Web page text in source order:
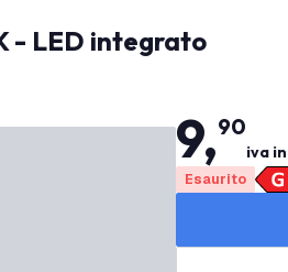
- LED integrato
9,90
iva
Esaurito